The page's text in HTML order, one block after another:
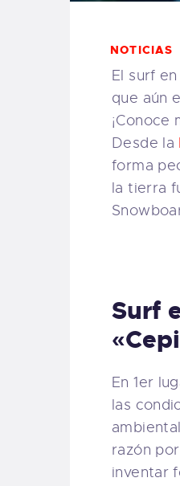
NOTICIAS
El surf
que aún
¡Conoce
Desde la
forma
la tierra
Surf
En 1er
las
razón
inventar